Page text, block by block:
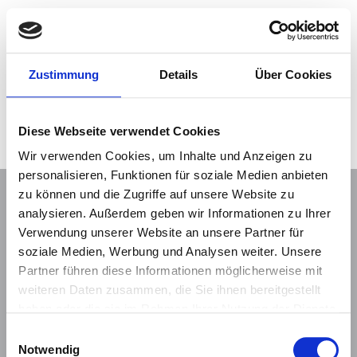
Zustimmung Details Über Cookies
Diese Webseite verwendet Cookies
Wir verwenden Cookies, um Inhalte und Anzeigen zu
personalisieren, Funktionen für soziale Medien anbieten
zu können und die Zugriffe auf unsere Website zu
analysieren. Außerdem geben wir Informationen zu Ihrer
Verwendung unserer Website an unsere Partner für
soziale Medien, Werbung und Analysen weiter. Unsere
Partner führen diese Informationen möglicherweise mit
weiteren Daten zusammen, die Sie ihnen bereitgestellt
Notwendig
PD Dr. Anne
Hilgendorff
MMI Group
Munich Medical International GmbH
Rudolf Diesel Ring 5
D - 82266 Inning